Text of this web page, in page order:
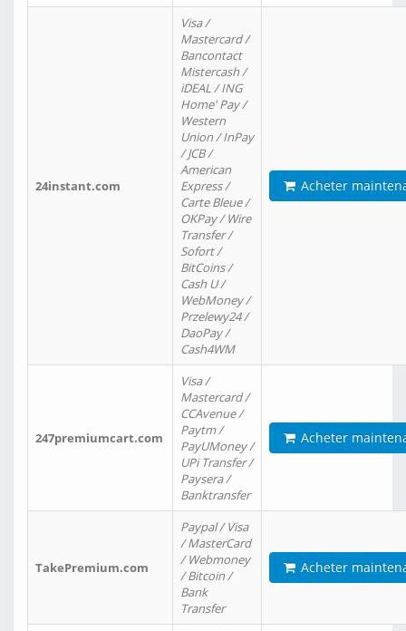
24instant.com
Visa /
Mastercard /
Bancontact
Mistercash /
iDEAL / ING
Home' Pay /
Western
Union / InPay
/ JCB /
American
Express /
Carte Bleue /
OKPay / Wire
Transfer /
Sofort /
BitCoins /
Cash U /
WebMoney /
Przelewy24 /
DaoPay /
Cash4WM
Acheter
247premiumcart.com
Visa /
Mastercard /
CCAvenue /
Paytm /
PayUMoney /
UPi Transfer /
Paysera /
Banktransfer
Acheter
TakePremium.com
Paypal / Visa
/ MasterCard
/ Webmoney
/ Bitcoin /
Bank
Transfer
Acheter